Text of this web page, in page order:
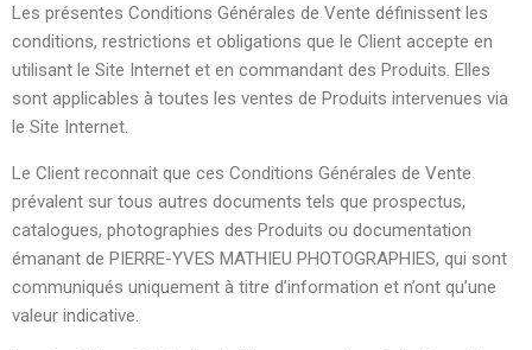
Les présentes Conditions Générales de Vente définissent les
conditions, restrictions et obligations que le Client accepte en
utilisant le Site Internet et en commandant des Produits. Elles
sont applicables à toutes les ventes de Produits intervenues via
le Site Internet.
Le Client reconnait que ces Conditions Générales de Vente
prévalent sur tous autres documents tels que prospectus,
catalogues, photographies des Produits ou documentation
émanant de PIERRE-YVES MATHIEU PHOTOGRAPHIES, qui sont
communiqués uniquement à titre d’information et n’ont qu’une
valeur indicative.